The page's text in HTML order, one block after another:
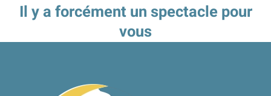
Il y a forcément un spectacle pour
vous